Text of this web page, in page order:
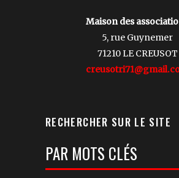
Maison des
5, rue Guynemer
71210 LE CREUSOT
RECHERCHER SUR LE SITE
Votre
Recherche: